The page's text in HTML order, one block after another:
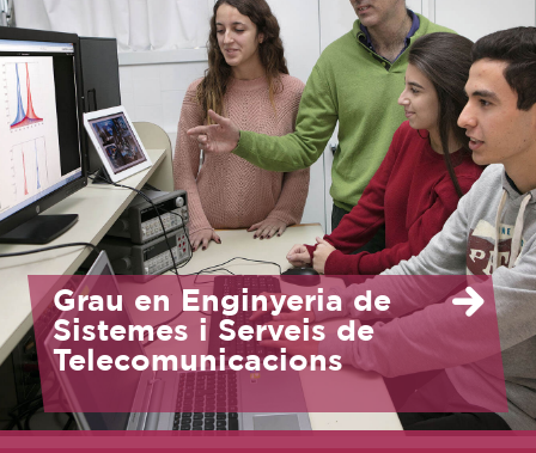
Grau en Enginyeria de
Sistemes i Serveis de
Telecomunicacions